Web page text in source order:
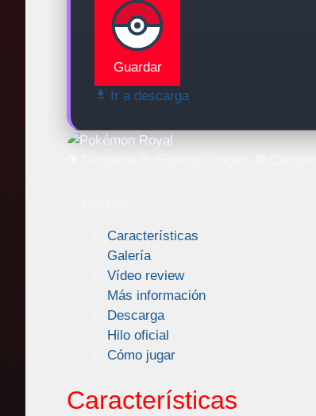
Guardar
Ir a descarga
Características
Galería
Vídeo review
Más información
Descarga
Hilo oficial
Cómo jugar
Características